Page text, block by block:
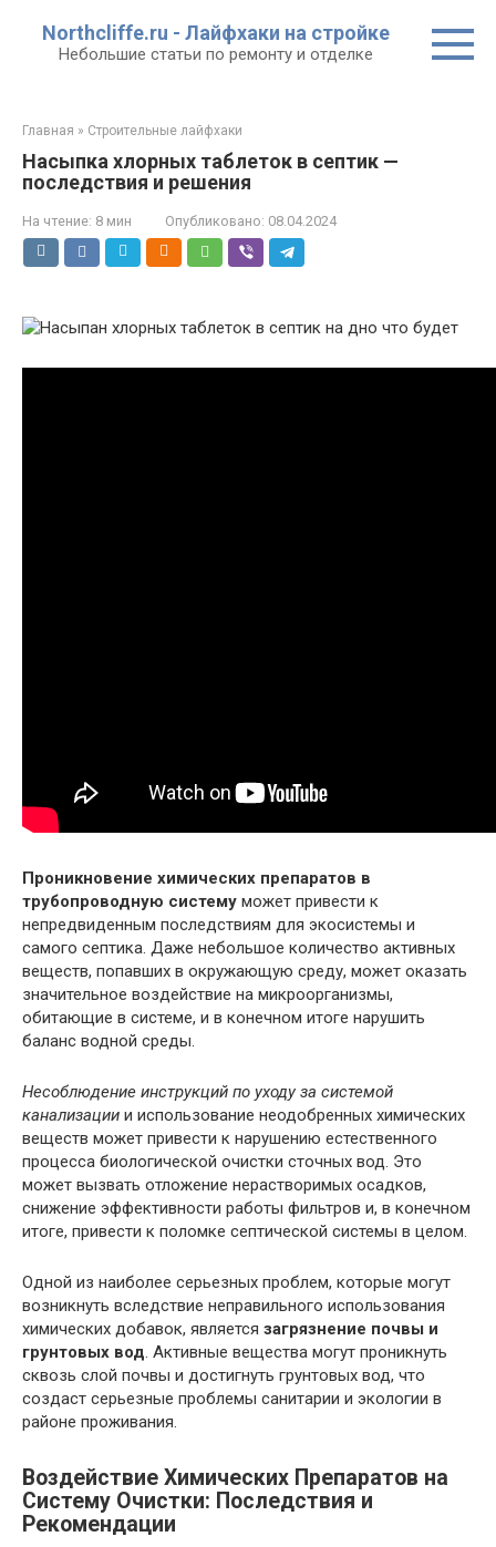
контенту
Northcliffe.ru - Лайфхаки на стройке
Небольшие статьи по ремонту и отделке
Главная » Строительные лайфхаки
Насыпка хлорных таблеток в септик —
последствия и решения
На чтение: 8 мин Опубликовано: 08.04.2024
Проникновение химических препаратов в
трубопроводную систему может привести к
непредвиденным последствиям для экосистемы и
самого септика. Даже небольшое количество активных
веществ, попавших в окружающую среду, может оказать
значительное воздействие на микроорганизмы,
обитающие в системе, и в конечном итоге нарушить
баланс водной среды.
Несоблюдение инструкций по уходу за системой
канализации и использование неодобренных химических
веществ может привести к нарушению естественного
процесса биологической очистки сточных вод. Это
может вызвать отложение нерастворимых осадков,
снижение эффективности работы фильтров и, в конечном
итоге, привести к поломке септической системы в целом.
Одной из наиболее серьезных проблем, которые могут
возникнуть вследствие неправильного использования
химических добавок, является загрязнение почвы и
грунтовых вод. Активные вещества могут проникнуть
сквозь слой почвы и достигнуть грунтовых вод, что
создаст серьезные проблемы санитарии и экологии в
районе проживания.
Воздействие Химических Препаратов на
Систему Очистки: Последствия и
Рекомендации